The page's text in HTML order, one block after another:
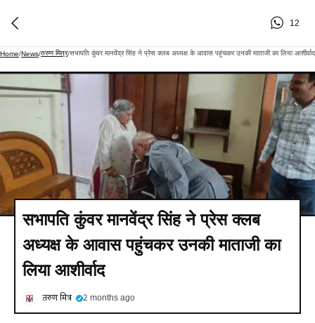
12
Home/News/तरुण मित्र/सभापति कुंवर मानवेंद्र सिंह ने प्रेस क्लब अध्यक्ष के आवास पहुंचकर उनकी माताजी का लिया आशीर्वाद
सभापति कुंवर मानवेंद्र सिंह ने प्रेस क्लब
अध्यक्ष के आवास पहुंचकर उनकी माताजी का
लिया आशीर्वाद
तरुण मित्र 2 months ago